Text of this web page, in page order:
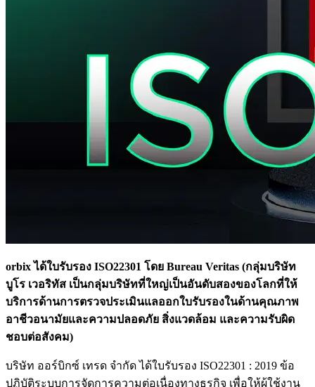
orbix ได้ใบรับรอง ISO22301 โดย Bureau Veritas (กลุ่มบริษัท
บูโร เวอริทัส เป็นกลุ่มบริษัทที่ใหญ่เป็นอันดับสองของโลกที่ให้
บริการด้านการตรวจประเมินแลออกใบรับรองในด้านคุณภาพ
อาชีวอนามัยและความปลอดภัย สิ่งแวดล้อม และความรับผิด
ชอบต่อสังคม)
บริษัท ออร์บิกซ์ เทรด จำกัด ได้ใบรับรอง ISO22301 : 2019 ข้อ
ปฏิบัติระบบการจัดการความต่อเนื่องทางธุรกิจ เพื่อให้ผู้ใช้งาน